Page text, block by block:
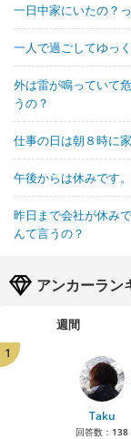
一日中家にいたの？
一人で過ごしてゆっ
外は雷が鳴っていて
うの？
仕事の日は朝８時に
午後からは休みです
昨日まで会社が休み
んて言うの？
アンカーラン
週間
1
Taku
回答数： 138